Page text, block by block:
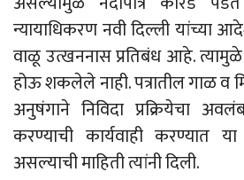
न्यायाधिकरण नवी दिल्ली यांच्या
वाळू उत्खननास प्रतिबंध आहे.
होऊ शकलेले नाही. पत्रातील गाळ व
अनुषंगाने निविदा प्रक्रियेचा
करण्याची कार्यवाही करण्यात
असल्याची माहिती त्यांनी दिली.